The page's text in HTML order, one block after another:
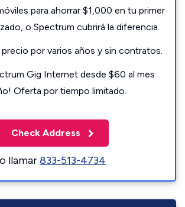
para ahorrar $1,000 en tu primer
o Spectrum cubrirá la diferencia.
por varios años y sin contratos.
Gig Internet desde $60 al mes
Oferta por tiempo limitado.
Check Address
o llamar833-513-4734